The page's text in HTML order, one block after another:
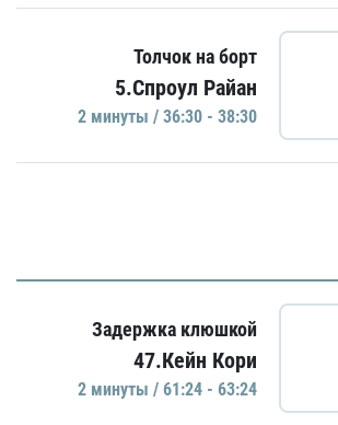
Толчок на борт
5.Спроул Райан
2 минуты / 36:30 - 38:30
Задержка клюшкой
47.Кейн Кори
2 минуты / 61:24 - 63:24